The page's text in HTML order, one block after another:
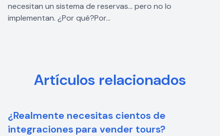
necesitan un sistema de reservas… pero no lo
implementan. ¿Por qué?Por...
Artículos relacionados
¿Realmente necesitas cientos de
integraciones para vender tours?